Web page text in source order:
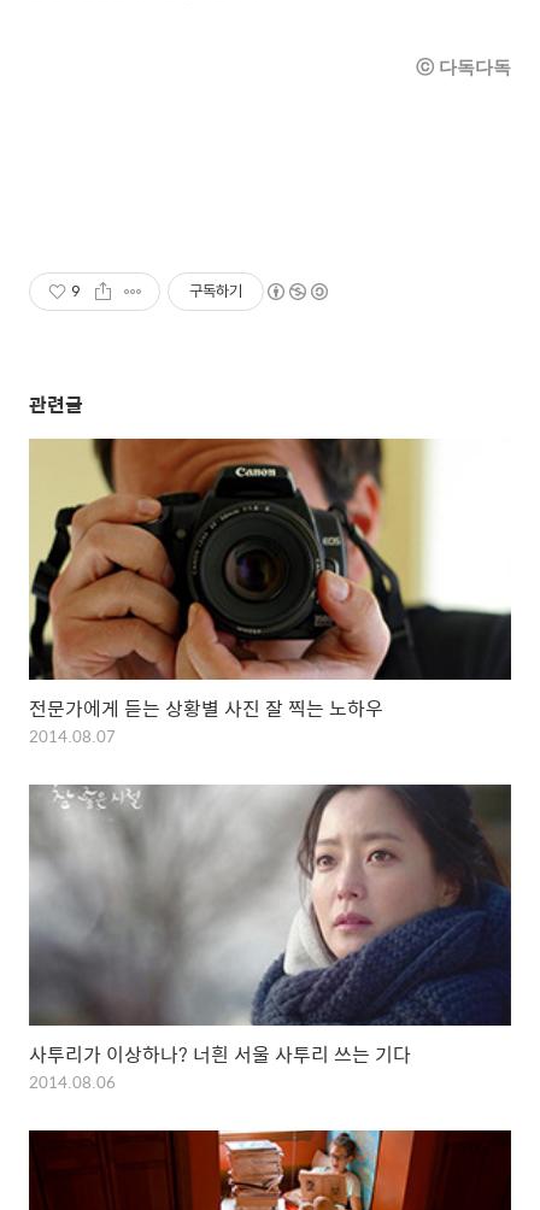
ⓒ 다독다독
9 구독하기
관련글
전문가에게 듣는 상황별 사진 잘 찍는 노하우
2014.08.07
사투리가 이상하나? 너흰 서울 사투리 쓰는 기다
2014.08.06